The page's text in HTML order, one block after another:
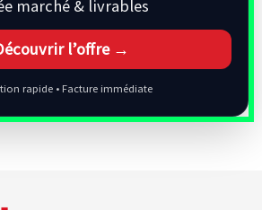
marché & livrables
l’offre →
rapide • Facture immédiate